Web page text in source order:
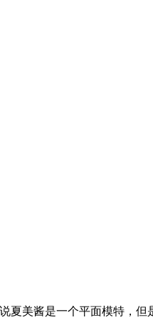
夏美酱是一个平面模特，但